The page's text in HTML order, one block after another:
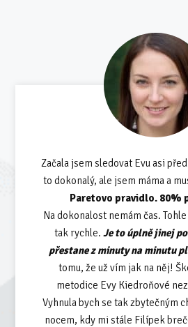
Začala jsem sledovat Evu asi
to dokonalý, ale jsem máma a
Paretovo pravidlo. 80%
Na dokonalost nemám čas.
tak rychle. Je to úplně jinej
přestane z minuty na minutu
tomu, že už vím jak na něj!
metodice Evy Kiedroňové
Vyhnula bych se tak zbytečným
nocem, kdy mi stále Filípek